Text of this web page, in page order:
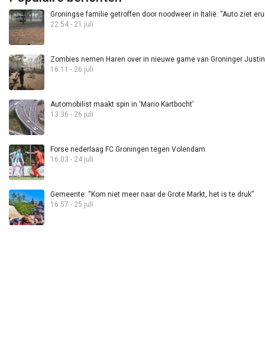
Groningse familie getroffen door noodweer in Italië: “Auto ziet
22:54 - 21 juli
Zombies nemen Haren over in nieuwe game van Groninger
16:11 - 26 juli
Automobilist maakt spin in ‘Mario Kartbocht’
13:36 - 26 juli
Forse nederlaag FC Groningen tegen Volendam
16:03 - 24 juli
Gemeente: “Kom niet meer naar de Grote Markt, het is te druk”
16:57 - 25 juli